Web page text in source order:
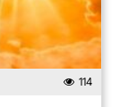
114